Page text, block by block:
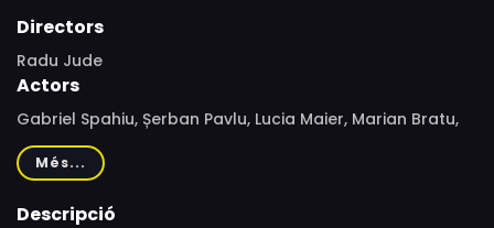
Directors
Radu Jude
Actors
Gabriel Spahiu, Șerban Pavlu, Lucia Maier, Marian Bratu,
Aurelia Achim, Silviu Geamănu, Alexandru Spahiu, Ovidiu
Dunel-Stancu, Paul Cioran
Més...
Descripció